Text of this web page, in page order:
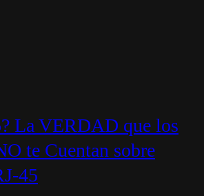
La VERDAD que los
te Cuentan sobre
45